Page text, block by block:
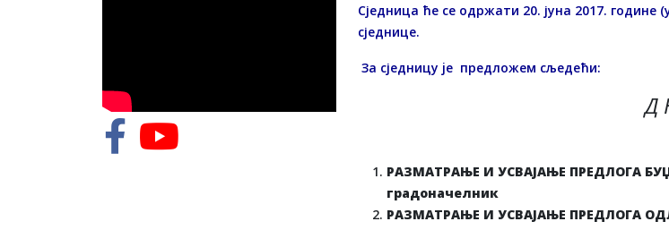
Сједница ће се одржати 20. јуна 2017. године
сједнице.
За сједницу je предлoжем сљедећи:
Д
РАЗМАТРАЊЕ И УСВАЈАЊЕ ПРЕДЛОГА
градоначелник
РАЗМАТРАЊЕ И УСВАЈАЊЕ ПРЕДЛОГА